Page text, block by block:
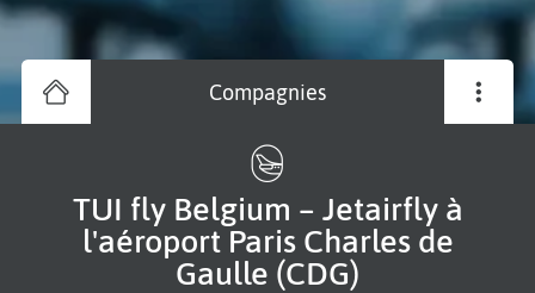
Compagnies
TUI fly Belgium – Jetairfly à
l'aéroport Paris Charles de
Gaulle (CDG)